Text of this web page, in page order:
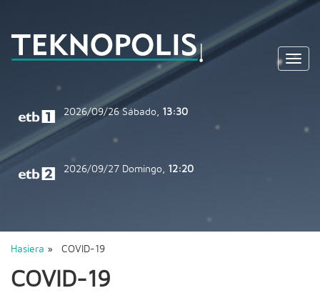
2026/09/26Sábado, 13:30
2026/09/27 Domingo, 12:20
Hasiera » COVID-19
COVID-19